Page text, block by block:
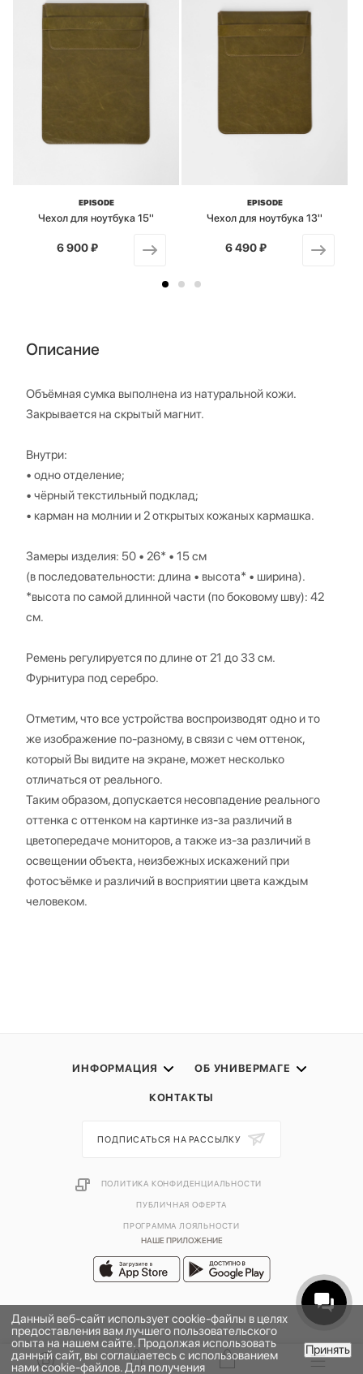
В КОРЗИНУ
EPISODE
Чехол для ноутбука 15''
от
6 900 ₽
EPISODE
Чехол для ноутбука 13''
от
6 490 ₽
Описание
Объёмная сумка выполнена из натуральной кожи.
Закрывается на скрытый магнит.
Внутри:
• одно отделение;
• чёрный текстильный подклад;
• карман на молнии и 2 открытых кожаных кармашка.
Замеры изделия: 50 • 26* • 15 см
(в последовательности: длина • высота* • ширина).
*высота по самой длинной части (по боковому шву): 42
см.
Ремень регулируется по длине от 21 до 33 см.
Фурнитура под серебро.
Отметим, что все устройства воспроизводят одно и то
же изображение по-разному, в связи с чем оттенок,
который Вы видите на экране, может несколько
отличаться от реального.
Таким образом, допускается несовпадение реального
оттенка с оттенком на картинке из-за различий в
цветопередаче мониторов, а также из-за различий в
освещении объекта, неизбежных искажений при
фотосъёмке и различий в восприятии цвета каждым
человеком.
ИНФОРМАЦИЯ ОБ УНИВЕРМАГЕ
КОНТАКТЫ
НАШЕ ПРИЛОЖЕНИЕ
ПОДПИСАТЬСЯ НА РАССЫЛКУ
ПОЛИТИКА КОНФИДЕНЦИАЛЬНОСТИ
ПУБЛИЧНАЯ ОФЕРТА
ПРОГРАММА ЛОЯЛЬНОСТИ
Данный веб-сайт использует cookie-файлы в целях
предоставления вам лучшего пользовательского
опыта на нашем сайте. Продолжая использовать
данный сайт, вы соглашаетесь с использованием
нами cookie-файлов. Для получения
Принять